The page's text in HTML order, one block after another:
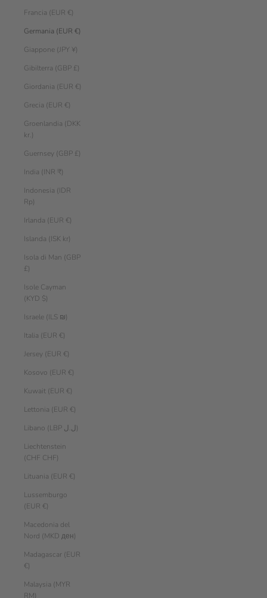
Francia (EUR €)
Germania (EUR €)
Giappone (JPY ¥)
Gibilterra (GBP £)
Giordania (EUR €)
Grecia (EUR €)
Groenlandia (DKK
kr.)
Guernsey (GBP £)
India (INR ₹)
Indonesia (IDR
Rp)
Irlanda (EUR €)
Islanda (ISK kr)
Isola di Man (GBP
£)
Isole Cayman
(KYD $)
Israele (ILS ₪)
Italia (EUR €)
Jersey (EUR €)
Kosovo (EUR €)
Kuwait (EUR €)
Lettonia (EUR €)
Libano (LBP ل.ل)
Liechtenstein
(CHF CHF)
Lituania (EUR €)
Lussemburgo
(EUR €)
Macedonia del
Nord (MKD ден)
Madagascar (EUR
€)
Malaysia (MYR
RM)